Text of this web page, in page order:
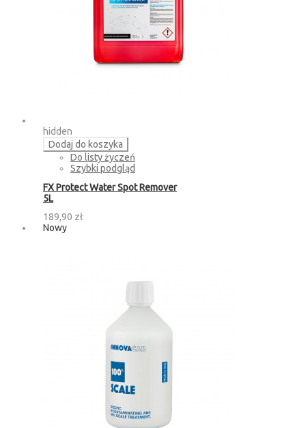
hidden
Dodaj do koszyka
Do listy życzeń
Szybki podgląd
FX Protect Water Spot Remover
5L
189,90 zł
Nowy